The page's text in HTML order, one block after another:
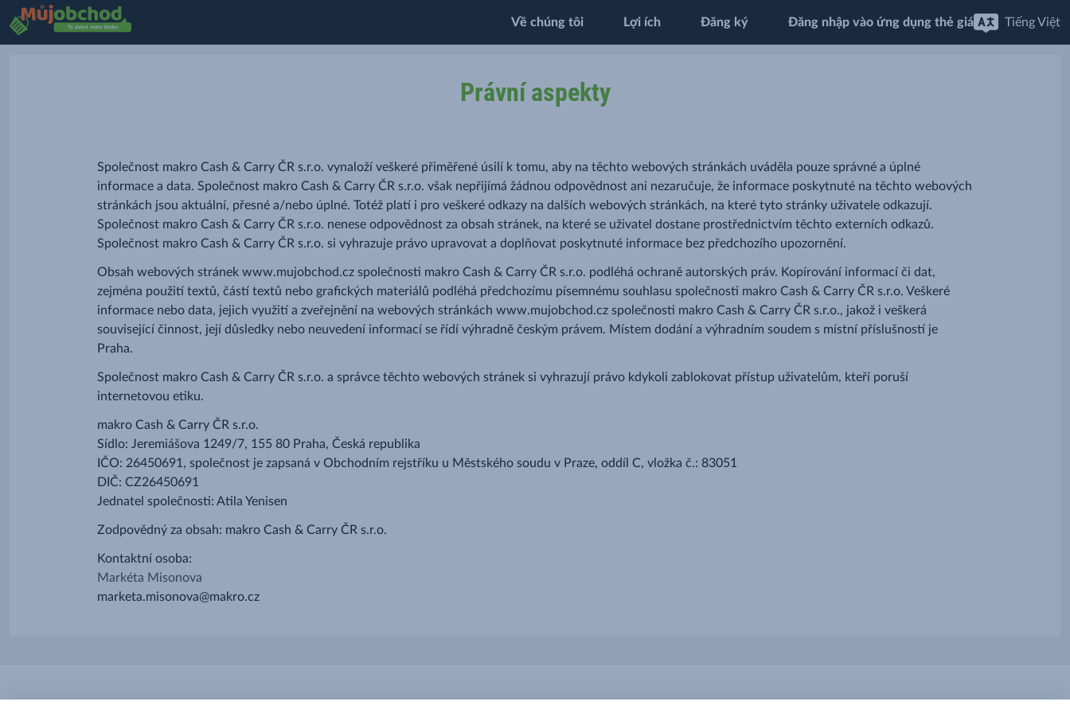
Về chúng tôi Lợi ích Đăng ký Đăng nhập vào ứng dụng thẻ giá Tiếng Việt
Právní aspekty
Společnost makro Cash & Carry ČR s.r.o. vynaloží veškeré přiměřené úsilí k tomu, aby na těchto webových stránkách uváděla pouze správné a úplné
informace a data. Společnost makro Cash & Carry ČR s.r.o. však nepřijímá žádnou odpovědnost ani nezaručuje, že informace poskytnuté na těchto webových
stránkách jsou aktuální, přesné a/nebo úplné. Totéž platí i pro veškeré odkazy na dalších webových stránkách, na které tyto stránky uživatele odkazují.
Společnost makro Cash & Carry ČR s.r.o. nenese odpovědnost za obsah stránek, na které se uživatel dostane prostřednictvím těchto externích odkazů.
Společnost makro Cash & Carry ČR s.r.o. si vyhrazuje právo upravovat a doplňovat poskytnuté informace bez předchozího upozornění.
Obsah webových stránek www.mujobchod.cz společnosti makro Cash & Carry ČR s.r.o. podléhá ochraně autorských práv. Kopírování informací či dat,
zejména použití textů, částí textů nebo grafických materiálů podléhá předchozímu písemnému souhlasu společnosti makro Cash & Carry ČR s.r.o. Veškeré
informace nebo data, jejich využití a zveřejnění na webových stránkách www.mujobchod.cz společnosti makro Cash & Carry ČR s.r.o., jakož i veškerá
související činnost, její důsledky nebo neuvedení informací se řídí výhradně českým právem. Místem dodání a výhradním soudem s místní příslušností je
Praha.
Společnost makro Cash & Carry ČR s.r.o. a správce těchto webových stránek si vyhrazují právo kdykoli zablokovat přístup uživatelům, kteří poruší
internetovou etiku.
makro Cash & Carry ČR s.r.o.
Sídlo: Jeremiášova 1249/7, 155 80 Praha, Česká republika
IČO: 26450691, společnost je zapsaná v Obchodním rejstříku u Městského soudu v Praze, oddíl C, vložka č.: 83051
DIČ: CZ26450691
Jednatel společnosti: Atila Yenisen
Zodpovědný za obsah: makro Cash & Carry ČR s.r.o.
Kontaktní osoba:
Markéta Misonova
marketa.misonova@makro.cz